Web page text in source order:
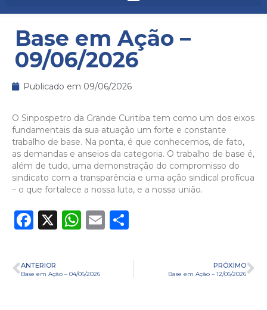
Base em Ação –
09/06/2026
Publicado em 09/06/2026
O Sinpospetro da Grande Curitiba tem como um dos eixos
fundamentais da sua atuação um forte e constante
trabalho de base. Na ponta, é que conhecemos, de fato,
as demandas e anseios da categoria. O trabalho de base é,
além de tudo, uma demonstração do compromisso do
sindicato com a transparência e uma ação sindical profícua
– o que fortalece a nossa luta, e a nossa união.
Facebook
X WhatsApp
Email
ANTERIOR
Base em Ação – 04/06/2026
PRÓXIMO
Base em Ação – 12/06/2026